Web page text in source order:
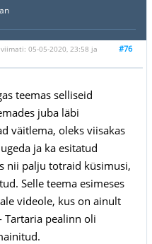
#76
05-05-2020, 23:58 ja
teemas selliseid
juba läbi
väitlema, oleks viisakas
ja ka esitatud
nii palju totraid küsimusi,
Selle teema esimeses
videole, kus on ainult
Tartaria pealinn oli